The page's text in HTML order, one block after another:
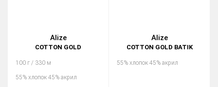
Alize
COTTON GOLD
100 г / 330 м
55% хлопок 45% акрил
Alize
COTTON GOLD BATIK
55% хлопок 45% акрил